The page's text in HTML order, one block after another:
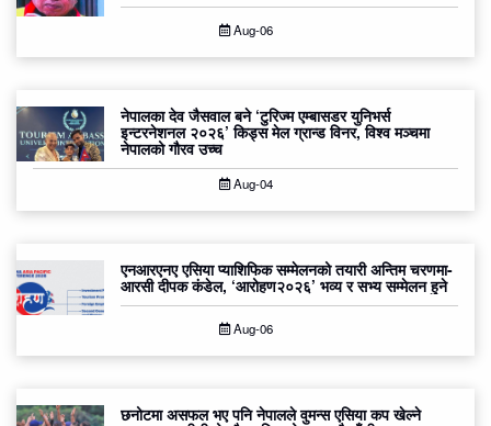
Aug-06
नेपालका देव जैसवाल बने ‘टुरिज्म एम्बासडर युनिभर्स
इन्टरनेशनल २०२६’ किड्स मेल ग्रान्ड विनर, विश्व मञ्चमा
नेपालको गौरव उच्च
Aug-04
एनआरएनए एसिया प्याशिफिक सम्मेलनको तयारी अन्तिम चरणमा-
आरसी दीपक कंडेल, ‘आरोहण२०२६’ भव्य र सभ्य सम्मेलन हुने
Aug-06
छनोटमा असफल भए पनि नेपालले वुमन्स एसिया कप खेल्ने